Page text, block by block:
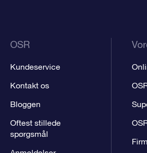
OSR
Kundeservice
Kontakt os
Bloggen
Oftest stillede
spørgsmål